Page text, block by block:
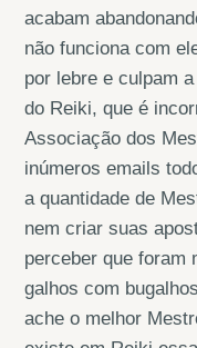
acabam
não funciona com
por lebre e culpam
do Reiki, que é
Associação dos
inúmeros emails
a quantidade de
nem criar suas
perceber que foram
galhos com
ache o melhor